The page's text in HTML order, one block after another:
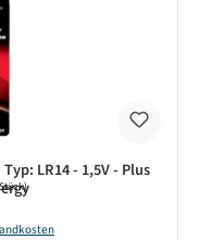
LR14 - 1,5V - Plus